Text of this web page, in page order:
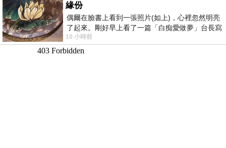
緣份
偶爾在臉書上看到一張照片(如上)，心裡忽然明亮
了起來。剛好早上看了一篇「白痴愛做夢」台長寫
的貼文，在回顧年輕時瘋狂愛上
10 小時前